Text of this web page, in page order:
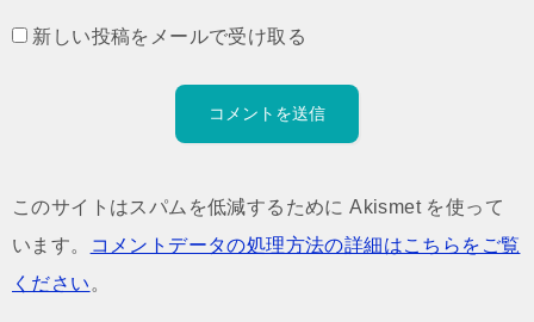
新しい投稿をメールで受け取る
このサイトはスパムを低減するために Akismet を使って
います。
コメントデータの処理方法の詳細はこちらをご覧
ください 。